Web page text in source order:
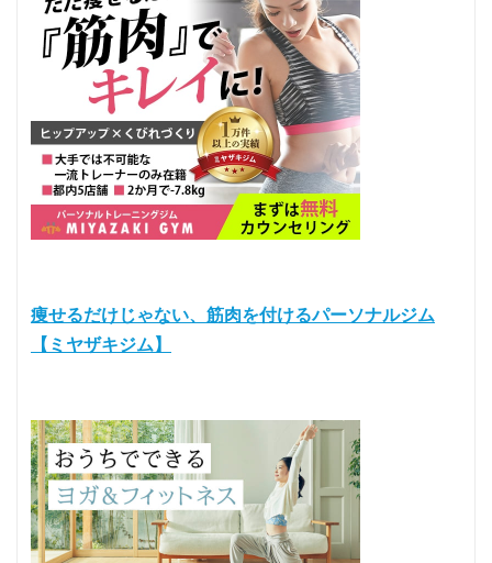
痩せるだけじゃない、筋肉を付けるパーソナルジム
【ミヤザキジム】